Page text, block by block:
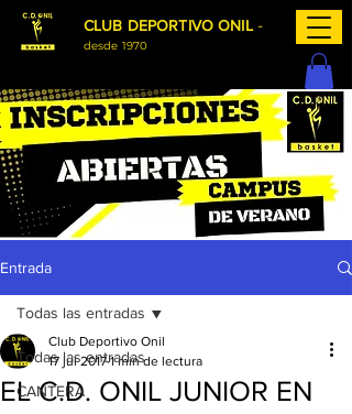
CLUB DEPORTIVO ONIL -
desde 1970
Entrada
Todas las entradas
CANTERA
Todas las entradas
EL C.D. ONIL JUNIOR EN
Club Deportivo Onil
17 jul 2017 1 min de lectura